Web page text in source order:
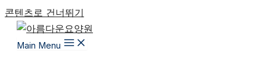
콘텐츠로 건너뛰기
Main Menu